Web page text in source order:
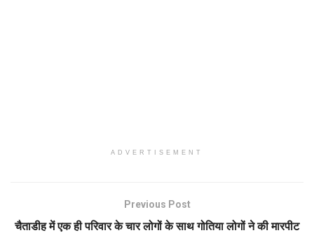
ADVERTISEMENT
Previous Post
चैताडीह में एक ही परिवार के चार लोगों के साथ गोतिया लोगों ने की मारपीट